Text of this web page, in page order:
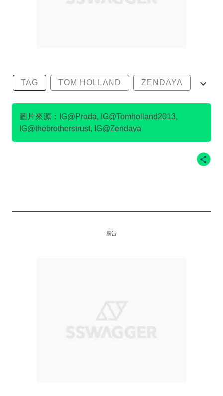
TAG TOM HOLLAND ZENDAYA
可持續環保
永續時尚
圖片來源：IG@Prada, IG@Tomholland2013,
IG@thebrotherstrust, IG@Zendaya
廣告